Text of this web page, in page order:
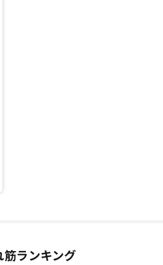
用可能な温度になるので、忙しい朝
め！
)で約50分使用可能。130℃・16
設定が可能なので、ご自身の髪質
できます。
髪型を直したい時など、いつでも
リングができちゃいます！
筋ランキング